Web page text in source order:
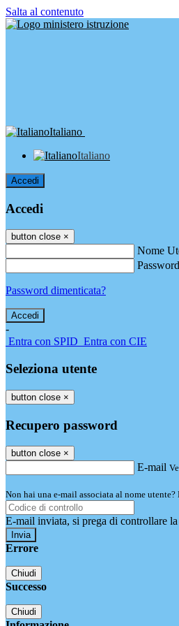
Salta al contenuto
Italiano
Italiano
Accedi
Accedi
button close ×
Nome
Password
Password dimenticata?
-
Entra con SPID Entra con CIE
Seleziona utente
button close ×
Recupero password
button close ×
E-mail
Non hai una e-mail associata al nome
E-mail inviata, si prega di controllare
Errore
Chiudi
Successo
Chiudi